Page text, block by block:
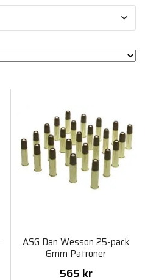
ASG Dan Wesson 25-pack
6mm Patroner
565 kr